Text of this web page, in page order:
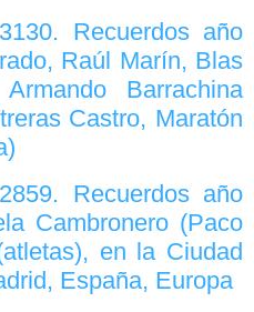
Recuerdos año
Raúl Marín, Blas
Barrachina
Castro, Maratón
Recuerdos año
Cambronero (Paco
en la Ciudad
España, Europa